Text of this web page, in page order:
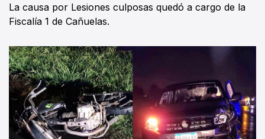
La causa por Lesiones culposas quedó a cargo de la
Fiscalía 1 de Cañuelas.